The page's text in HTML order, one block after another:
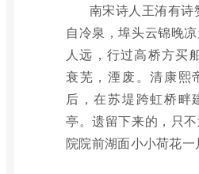
南宋诗人王洧有诗
自冷泉，埠头云锦晚
人远，行过高桥方买
衰芜，湮废。清康熙
后，在苏堤跨虹桥畔
亭。遗留下来的，只
院院前湖面小小荷花一